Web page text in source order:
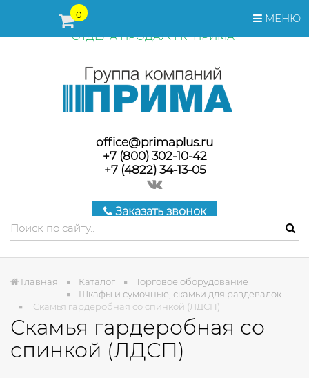
МЕНЮ
0
ПЕРЕД ОФОРМЛЕНИЕМ ЗАКАЗА, СТОИМОСТЬ И СРОКИ
ПОСТАВКИ ТОВАРА УТОЧНЯЙТЕ У МЕНЕДЖЕРОВ
ОТДЕЛА ПРОДАЖ ГК "ПРИМА"
office@primaplus.ru
+7 (800) 302-10-42
+7 (4822) 34-13-05
Заказать звонок
Главная Каталог
Торговое оборудование
Шкафы и сумочные, скамьи для раздевалок
Скамья гардеробная со спинкой (ЛДСП)
Скамья гардеробная со
спинкой (ЛДСП)